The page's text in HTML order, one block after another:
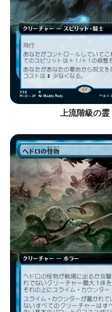
上流階級の霊